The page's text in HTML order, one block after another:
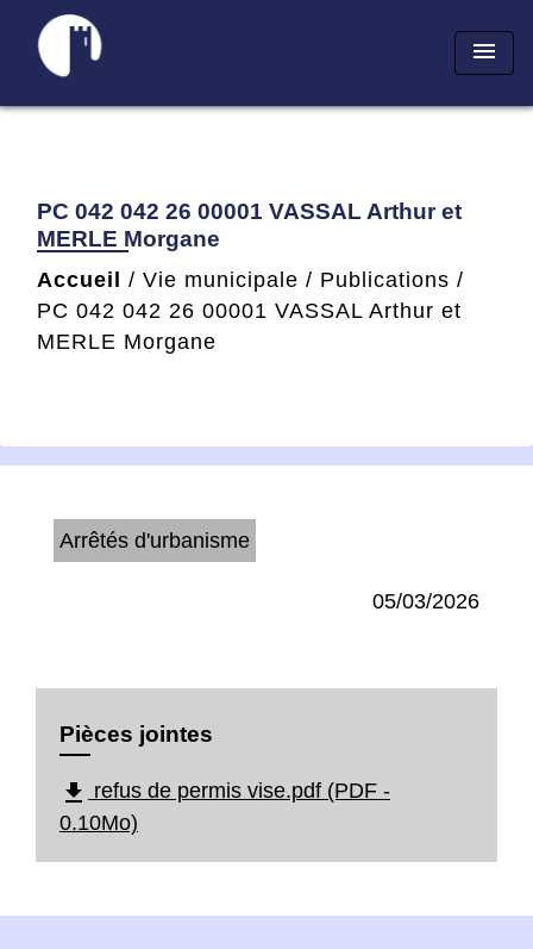
menu
PC 042 042 26 00001 VASSAL Arthur et
MERLE Morgane
Accueil / Vie municipale / Publications /
PC 042 042 26 00001 VASSAL Arthur et
MERLE Morgane
Arrêtés d'urbanisme
05/03/2026
Pièces jointes
file_download refus de permis vise.pdf (PDF -
0.10Mo)